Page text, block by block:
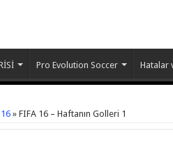
Pro Evolution Soccer Hatalar
» FIFA 16 – Haftanın Golleri 1